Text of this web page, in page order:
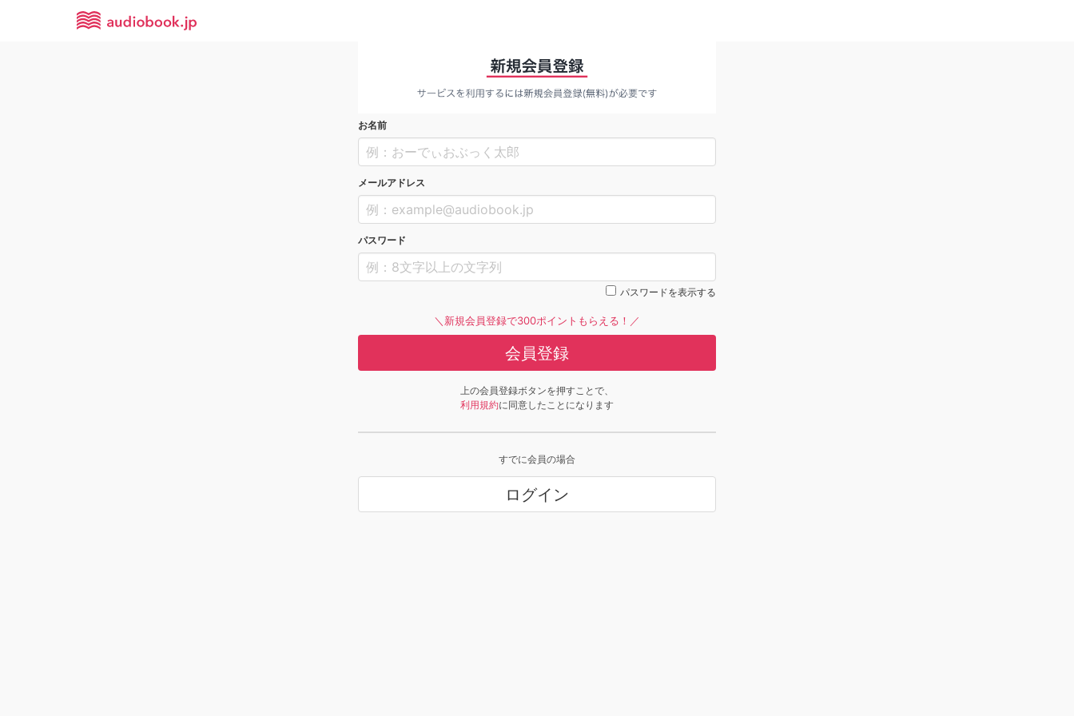
お名前
メールアドレス
パスワード
パスワードを表示する
＼新規会員登録で300ポイントもらえる！／
会員登録
上の会員登録ボタンを押すことで、
利用規約に同意したことになります
すでに会員の場合
ログイン